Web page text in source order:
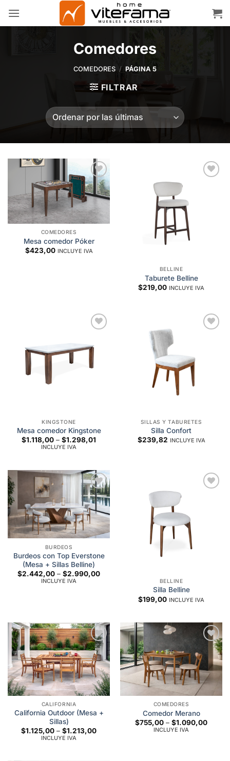
Comedores
COMEDORES / PÁGINA 5
FILTRAR
Add to
wishlist
COMEDORES
Mesa comedor Póker
$423,00 INCLUYE IVA
BELLINE
Taburete Belline
$219,00 INCLUYE IVA
wishlist
KINGSTONE
Mesa comedor Kingstone
$1.118,00 – $1.298,01
INCLUYE IVA
SILLAS Y TABURETES
Silla Confort
$239,82 INCLUYE IVA
Add to
wishlist
BURDEOS
Burdeos con Top Everstone
(Mesa + Sillas Belline)
$2.442,00 – $2.990,00Price
INCLUYE IVA BELLINE
Silla Belline
$199,00 INCLUYE IVA
Add to
wishlist
CALIFORNIA
California Outdoor (Mesa +
Sillas)
$1.125,00 – $1.213,00Price
INCLUYE IVA
Add to
wishlist
COMEDORES
Comedor Merano
$755,00 – $1.090,00Price
INCLUYE IVA